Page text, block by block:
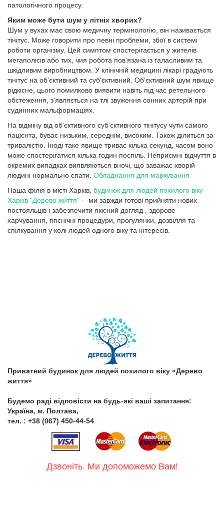
патологічного процесу.
Яким може бути шум у літніх хворих?
Шум у вухах має свою медичну термінологію, він називається
тінітус. Може говорити про певні проблеми, збої в системі
роботи організму. Цей симптом спостерігається у жителів
мегаполісів або тих, чия робота пов'язана із галасливим та
шкідливим виробництвом. У клінічній медицині лікарі градують
тінітус на об'єктивний та суб'єктивний. Об'єктивний шум явище
рідкісне, цього помилково виявити навіть під час ретельного
обстеження, з'являється на тлі звуження сонних артерій при
судинних мальформаціях.
На відміну від об'єктивного суб'єктивного тінітусу чути самого
пацієнта, буває низьким, середнім, високим. Також ділиться за
тривалістю. Іноді таке явище триває кілька секунд, часом воно
може спостерігатися кілька годин поспіль. Неприємні відчуття в
окремих випадках виявляються вночі, що заважає хворій
людині нормально спати. Обладнання для маркування
Наша філія в місті Харків, будинок для людей похилого віку
Харків "Дерево життя" - -ми завжди готові прийняти нових
постояльців і забезпечити якісний догляд , здорове
харчування, гігієнічні процедури, прогулянки, дозвілля та
спілкування у колі людей одного віку та інтересів.
Приватний будинок для людей похилого віку «Дерево
життя»
Будемо раді відповісти на будь-які ваші запитання:
Україна, м. Полтава,
тел. : +38 (067) 450-44-54
Дзвоніть. Ми допоможемо Вам!